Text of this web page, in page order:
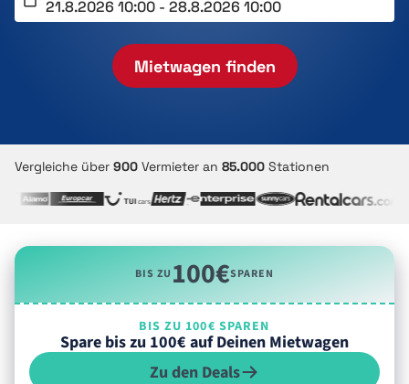
Mietwagen finden
Vergleiche über 900 Vermieter an 85.000 Stationen
BIS ZU100€SPAREN
BIS ZU 100€ SPAREN
Spare bis zu 100€ auf Deinen Mietwagen
Zu den Deals